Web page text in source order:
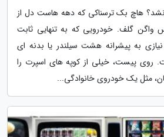
هاچ بک ترسناکی که دهه هاست دل از
واگن گلف. خودرویی که به تنهایی ثابت
به پیشرانه هشت سیلندر یا بدنه ای
روی پیست، خیلی از کوپه های اسپرت را
مثل یک خودروی خانوادگی...